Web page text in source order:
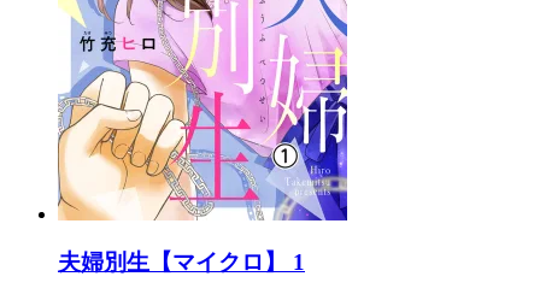
夫婦別生【マイクロ】 1